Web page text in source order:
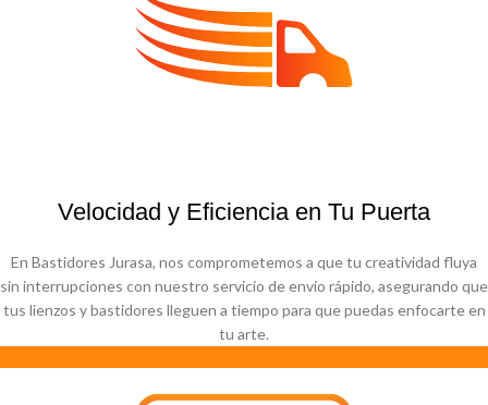
Velocidad y Eficiencia en Tu Puerta
En Bastidores Jurasa, nos comprometemos a que tu creatividad fluya
sin interrupciones con nuestro servicio de envío rápido, asegurando que
tus lienzos y bastidores lleguen a tiempo para que puedas enfocarte en
tu arte.